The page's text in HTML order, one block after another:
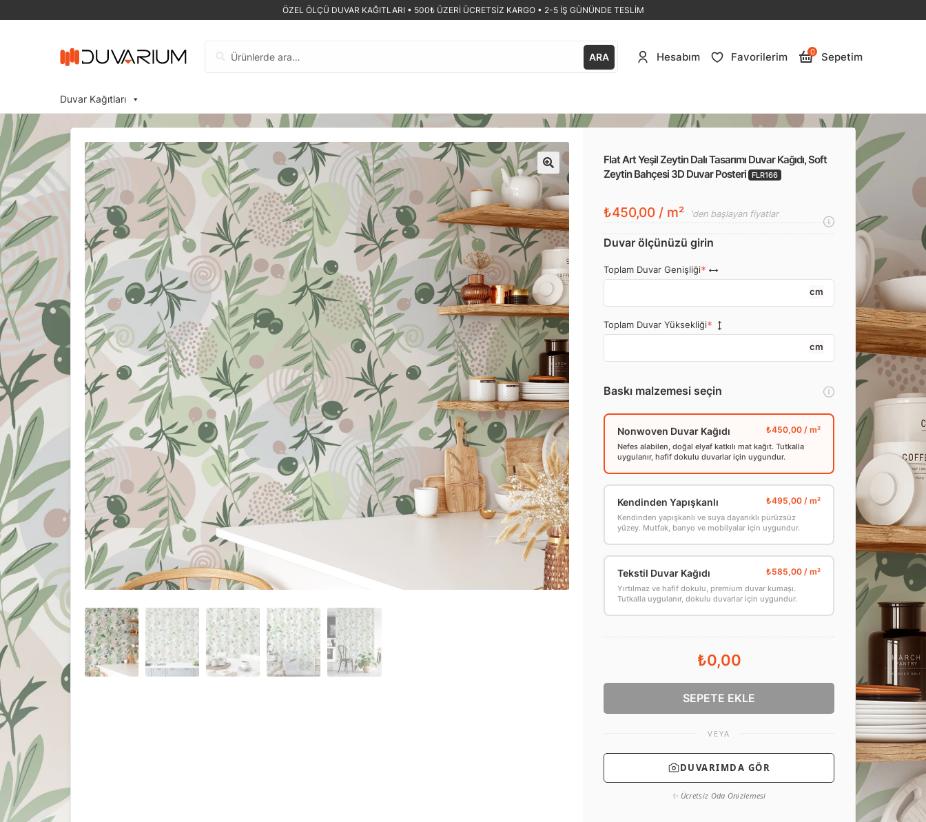
ÖZEL ÖLÇÜ DUVAR KAĞITLARI • 500₺ ÜZERİ ÜCRETSİZ KARGO • 2-5 İŞ GÜNÜNDE TESLİM
ARA Hesabım Favorilerim 0 Sepetim
Duvar Kağıtları
🔍
Flat Art Yeşil Zeytin Dalı Tasarımı Duvar Kağıdı, Soft
Zeytin Bahçesi 3D Duvar Posteri FLR166
₺450,00 / m² 'den başlayan fiyatlar
Duvar ölçünüzü girin
Toplam Duvar Genişliği
cm
Toplam Duvar Yüksekliği
cm
Baskı malzemesi seçin
Nonwoven Duvar Kağıdı
Nefes alabilen, doğal elyaf katkılı mat kağıt. Tutkalla
uygulanır, hafif dokulu duvarlar için uygundur.
Kendinden Yapışkanlı
Kendinden yapışkanlı ve suya dayanıklı pürüzsüz
yüzey. Mutfak, banyo ve mobilyalar için uygundur.
Tekstil Duvar Kağıdı
Yırtılmaz ve hafif dokulu, premium duvar kumaşı.
Tutkalla uygulanır, dokulu duvarlar için uygundur.
₺0,00
SEPETE EKLE
VEYA
DUVARIMDA GÖR
✨ Ücretsiz Oda Önizlemesi